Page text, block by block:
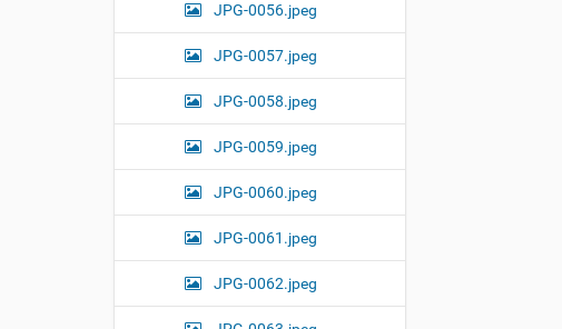
JPG-0056.jpeg
JPG-0057.jpeg
JPG-0058.jpeg
JPG-0059.jpeg
JPG-0060.jpeg
JPG-0061.jpeg
JPG-0062.jpeg